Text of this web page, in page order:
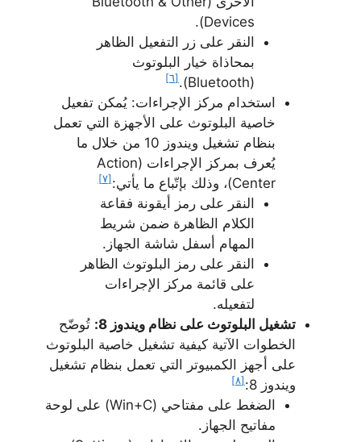
Devices).
النقر على زر التفعيل الظاهر
بمحاذاة خيار البلوتوث
(Bluetooth).
[٦]
استخدام مركز الإجراءات: يُمكن تفعيل
خاصية البلوتوث على الأجهزة التي تعمل
بنظام تشغيل ويندوز 10 من خلال ما
يُعرف بمركز الإجراءات (Action
Center)، وذلك بإتّباع ما يأتي:
[٧]
النقر على رمز أيقونة فقاعة
الكلام الظاهرة ضمن شريط
المهام أسفل شاشة الجهاز.
النقر على رمز البلوتوث الظاهر
على قائمة مركز الإجراءات
لتفعيله.
تشغيل البلوتوث على نظام ويندوز 8:
تُوضّح
الخطوات الآتية كيفية تشغيل خاصية البلوتوث
على أجهز الكمبيوتر التي تعمل بنظام تشغيل
ويندوز 8:
[٨]
الضغط على مفتاحي (Win+C) على لوحة
مفاتيح الجهاز.